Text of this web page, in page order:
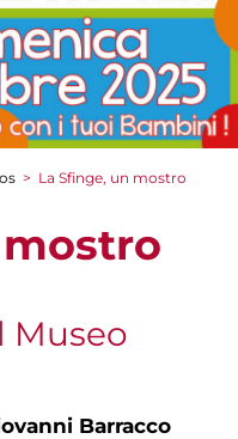
> La Sfinge, un mostro
Museo
Barracco